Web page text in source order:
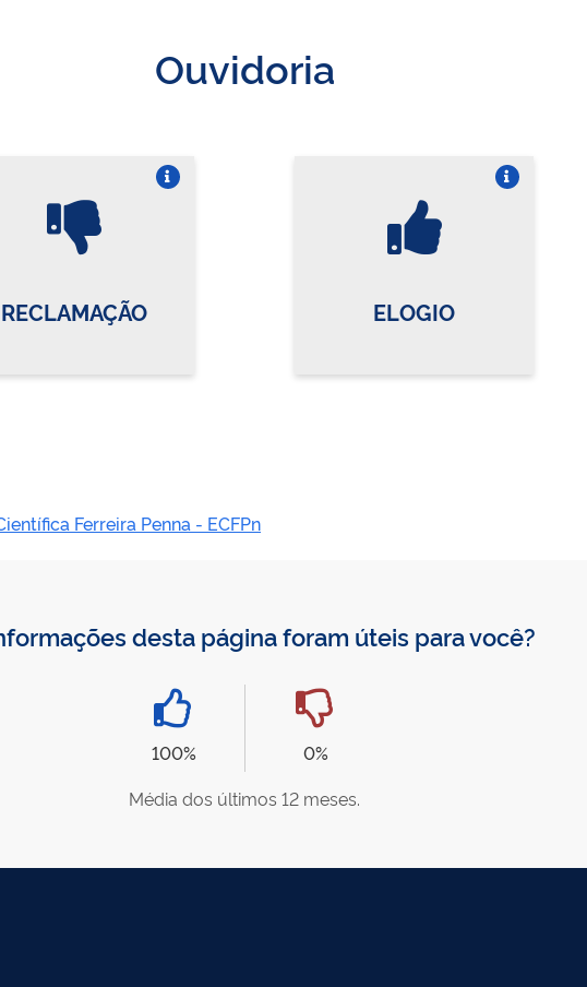
Ouvidoria
RECLAMAÇÃO ELOGIO
Ferreira Penna - ECFPn
desta página foram úteis para você?
100%
0%
Média dos últimos 12 meses.